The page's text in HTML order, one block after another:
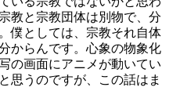
教と宗教団体は別物で、分
僕としては、宗教それ自体
からんです。心象の物象化
の画面にアニメが動いてい
思うのですが、この話はま